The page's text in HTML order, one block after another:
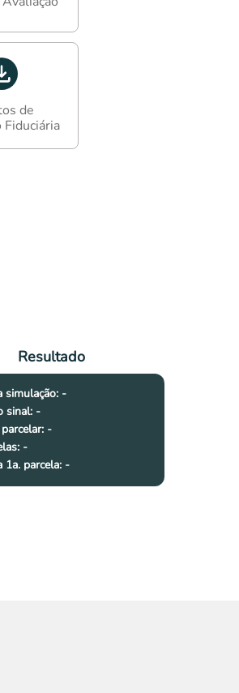
de
Resultado
simulação: -
sinal: -
-
-
1a. parcela: -